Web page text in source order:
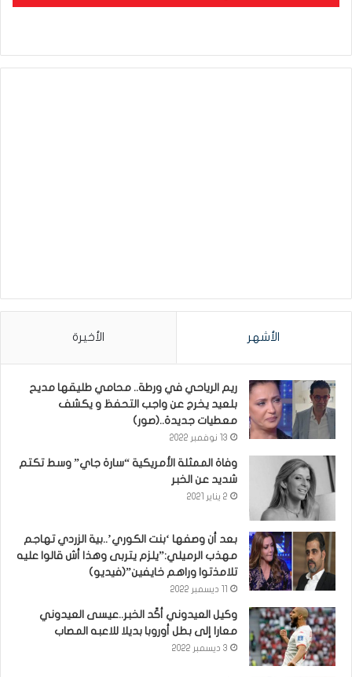
الأشهر الأخيرة
ريم الرياحي في ورطة.. محامي طليقها مديح
بلعيد يخرج عن واجب التحفظ و يكشف
معطيات جديدة..(صور)
13 نوفمبر 2022
وفاة الممثلة الأمريكية “سارة جاي” وسط تكتم
شديد عن الخبر
2 يناير 2021
بعد أن وصفها ‘بنت الكوري’..بية الزردي تهاجم
مهذب الرميلي:”يلزم يتربى وهذا أش قالوا عليه
تلامذتوا وراهم خايفين”(فيديو)
وكيل العيدوني أكّد الخبر..عيسى العيدوني
معارا إلى بطل أوروبا بديلا للاعبه المصاب
3 ديسمبر 2022